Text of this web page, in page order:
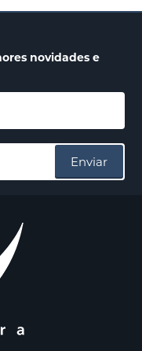
novidadese
Enviar